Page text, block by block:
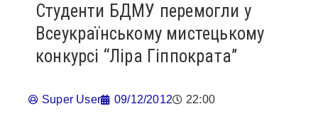
Студенти БДМУ перемогли у
Всеукраїнському мистецькому
конкурсі “Ліра Гіппократа”
Super User 09/12/2012 22:00